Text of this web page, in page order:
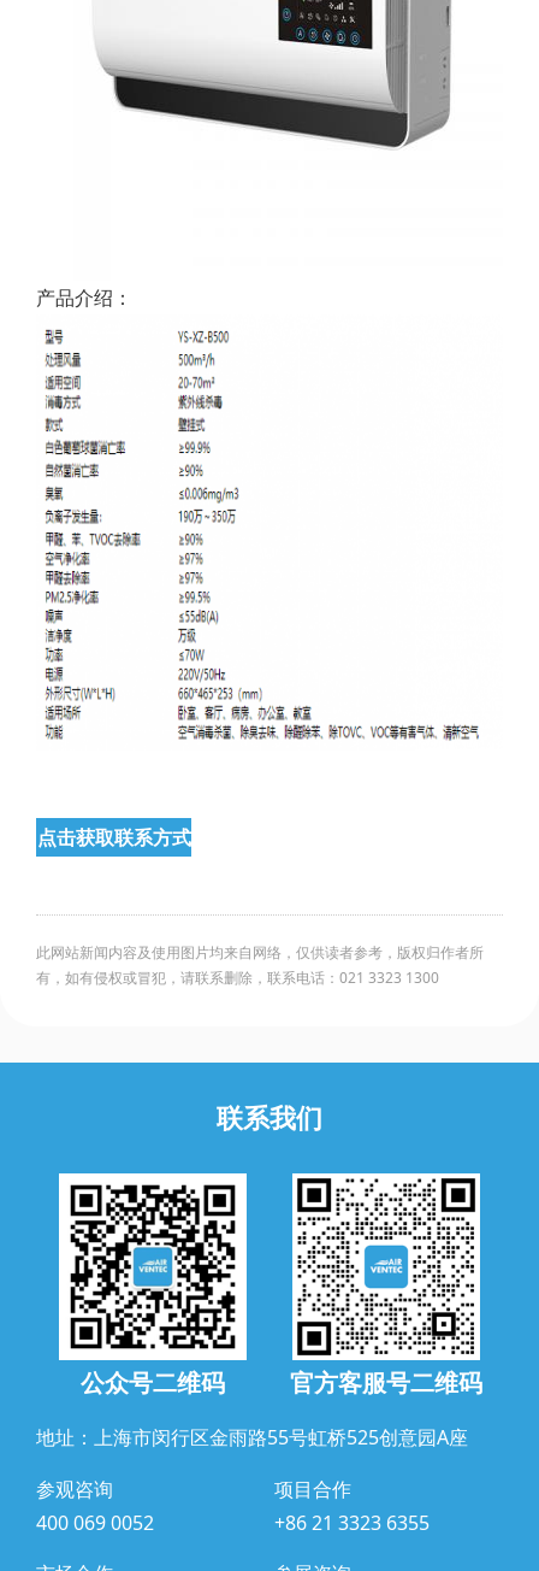
产品介绍：
点击获取联系方式
此网站新闻内容及使用图片均来自网络，仅供读者参考，版权归作者所
有，如有侵权或冒犯，请联系删除，联系电话：021 3323 1300
联系我们
公众号二维码 官方客服号二维码
地址：上海市闵行区金雨路55号虹桥525创意园A座
参观咨询
400 069 0052
项目合作
+86 21 3323 6355